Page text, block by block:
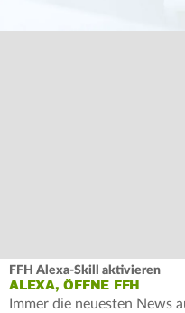
FFH Alexa-Skill aktivieren
ALEXA, ÖFFNE FFH
Immer die neuesten News